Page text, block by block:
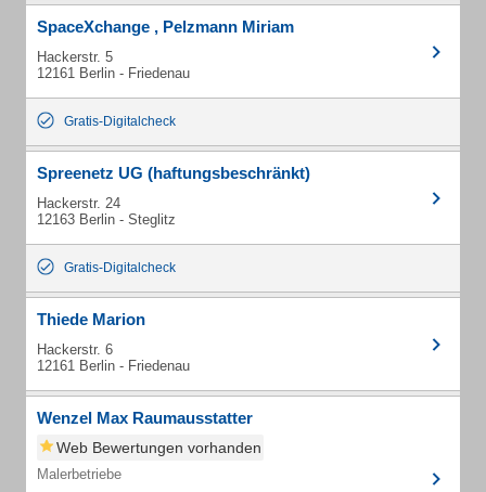
SpaceXchange , Pelzmann Miriam
Hackerstr. 5
12161 Berlin - Friedenau
Gratis-Digitalcheck
Spreenetz UG (haftungsbeschränkt)
Hackerstr. 24
12163 Berlin - Steglitz
Gratis-Digitalcheck
Thiede Marion
Hackerstr. 6
12161 Berlin - Friedenau
Wenzel Max Raumausstatter
Web Bewertungen vorhanden
Malerbetriebe